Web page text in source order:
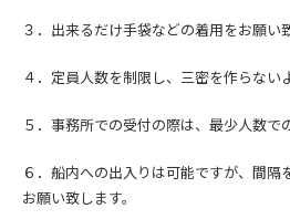
３．出来るだけ手袋などの着用をお願い
４．定員人数を制限し、三密を作らない
５．事務所での受付の際は、最少人数で
６．船内への出入りは可能ですが、間隔
お願い致します。